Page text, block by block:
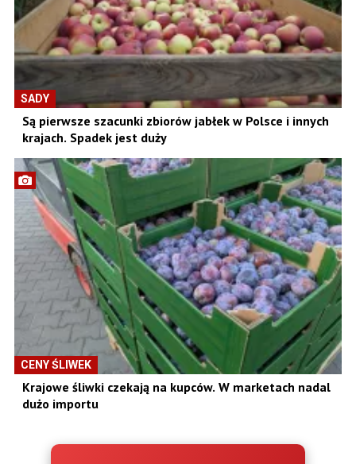
SADY
Są pierwsze szacunki zbiorów jabłek w Polsce i innych
krajach. Spadek jest duży
CENY ŚLIWEK
Krajowe śliwki czekają na kupców. W marketach nadal
dużo importu